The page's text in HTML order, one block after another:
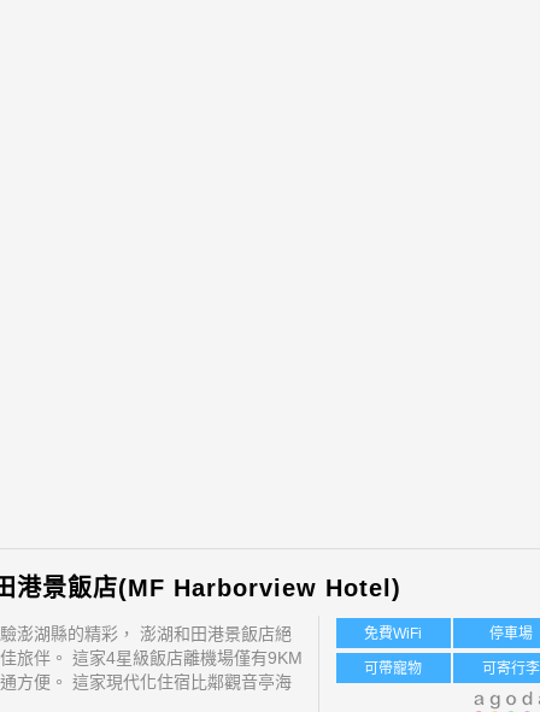
港景飯店(MF Harborview Hotel)
澎湖縣的精彩， 澎湖和田港景飯店絕
旅伴。 這家4星級飯店離機場僅有9KM
方便。 這家現代化住宿比鄰觀音亭海
免費WiFi 停車場
可帶寵物 可寄行李